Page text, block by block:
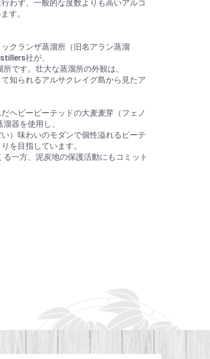
わず、一般的な度数よりも高いアルコ
す。
クランザ蒸溜所（旧名アラン蒸溜
社が、
です。壮大な蒸溜所の外観は、
知られるアルサクレイグ島から見たア
ヘビーピーテッドの大麦麦芽（フェノ
器を使用し、
）味わいのモダンで個性溢れるピーテ
を目指しています。
一方、泥炭地の保護活動にもコミット